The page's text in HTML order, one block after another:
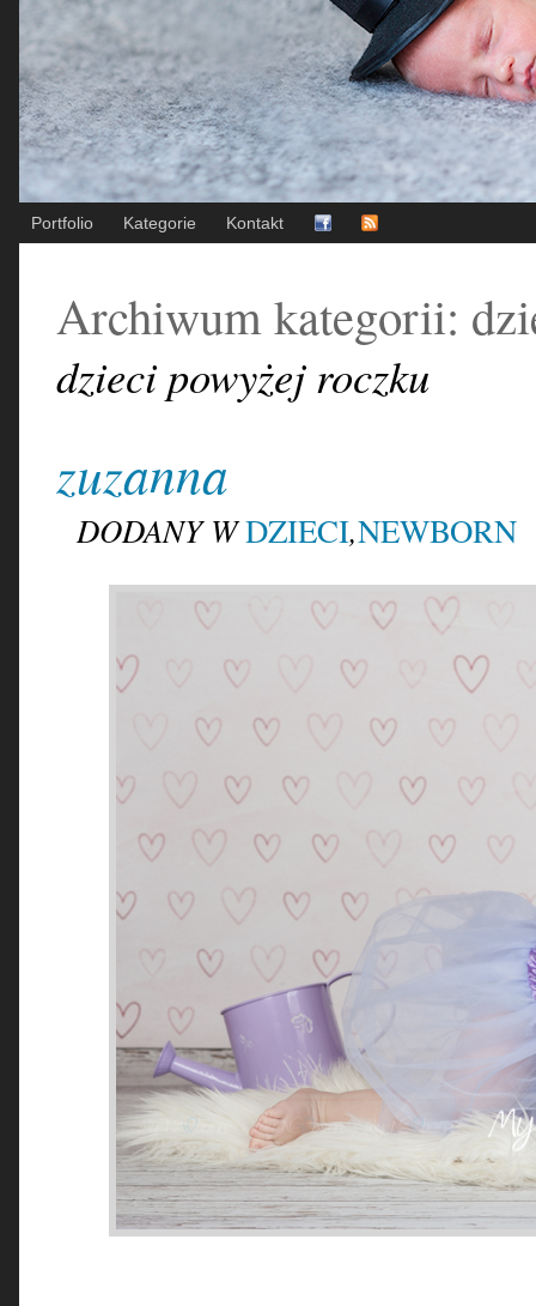
Portfolio Kategorie Kontakt
Archiwum kategorii:
dzieci powyżej roczku
zuzanna
DODANY WDZIECI,NEWBORN